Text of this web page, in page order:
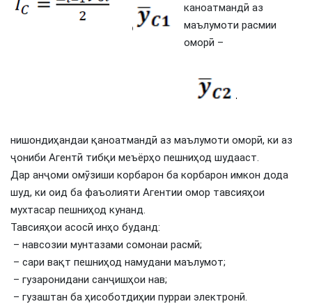
каноатмандӣ аз
маълумоти расмии
оморӣ –
нишондиҳандаи қаноатмандӣ аз маълумоти оморӣ, ки аз
ҷониби Агентӣ тибқи меъёрҳо пешниҳод шудааст.
Дар анҷоми омӯзиши корбарон ба корбарон имкон дода
шуд, ки оид ба фаъолияти Агентии омор тавсияҳои
мухтасар пешниҳод кунанд.
Тавсияҳои асосӣ инҳо буданд:
– навсозии мунтазами сомонаи расмӣ;
– сари вақт пешниҳод намудани маълумот;
– гузаронидани санҷишҳои нав;
– гузаштан ба ҳисоботдиҳии пурраи электронӣ.